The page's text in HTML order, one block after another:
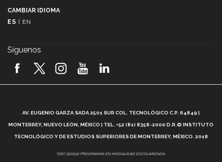
2026! (video)
¿Cómo es el Modelo Educativo Tec? (video)
Vida Tec: Feminismo e Inteligencia Artificial, Paola
CAMBIAR IDIOMA
ES
EN
Síguenos
AV. EUGENIO GARZA SADA 2501 SUR COL. TECNOLÓGICO C.P. 64849 |
MONTERREY, NUEVO LEÓN, MÉXICO | TEL. +52 (81) 8358-2000 D.R.© INSTITUTO
TECNOLÓGICO Y DE ESTUDIOS SUPERIORES DE MONTERREY, MÉXICO. 2018
*DEC-520912 PROGRAMAS EN MODALIDAD ESCOLARIZADA.